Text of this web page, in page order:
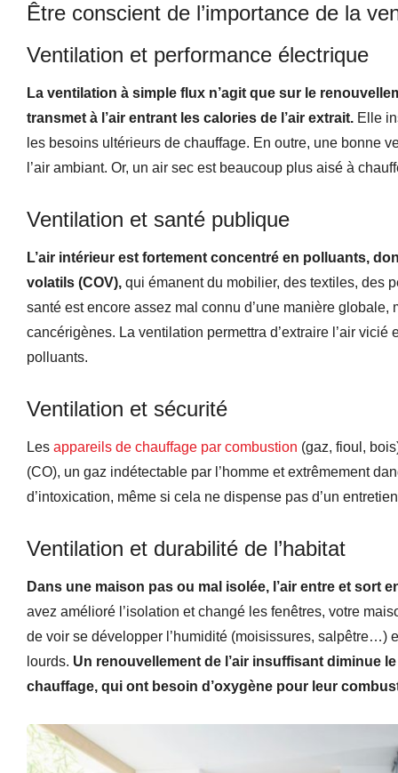
Être conscient de l’importance de la
Ventilation et performance électrique
La ventilation à simple flux n’agit que sur le
transmet à l’air entrant les calories de l’air extrait. Elle
les besoins ultérieurs de chauffage. En outre, une bonne
l’air ambiant. Or, un air sec est beaucoup plus aisé à
Ventilation et santé publique
L’air intérieur est fortement concentré en polluants,
volatils (COV), qui émanent du mobilier, des textiles, des
santé est encore assez mal connu d’une manière
cancérigènes. La ventilation permettra d’extraire l’air
polluants.
Ventilation et sécurité
Les appareils de chauffage par combustion (gaz, fioul,
(CO), un gaz indétectable par l’homme et extrêmement
d’intoxication, même si cela ne dispense pas d’un
Ventilation et durabilité de l’habitat
Dans une maison pas ou mal isolée, l’air entre et sort
avez amélioré l’isolation et changé les fenêtres, votre
de voir se développer l’humidité (moisissures, salpêtre…)
lourds. Un renouvellement de l’air insuffisant diminue
chauffage, qui ont besoin d’oxygène pour leur